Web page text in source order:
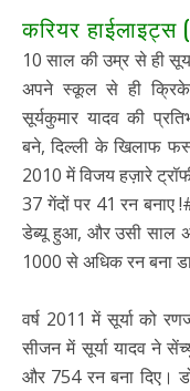
करियर हाईलाइट्स
10 साल की उम्र से ही
अपने स्कूल से ही
सूर्यकुमार यादव की
बने, दिल्ली के खिलाफ
2010 में विजय हज़ारे
37 गेंदों पर 41 रन बनाए
डेब्यू हुआ, और उसी साल
1000 से अधिक रन बना
वर्ष 2011 में सूर्या को
सीजन में सूर्या यादव ने
और 754 रन बना दिए।